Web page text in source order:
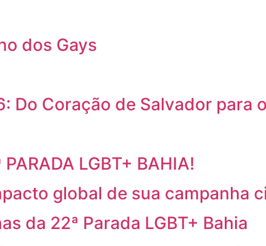
dos Gays
Do Coração de Salvador para
LGBT+ BAHIA!
global de sua campanha
da 22ª Parada LGBT+ Bahia